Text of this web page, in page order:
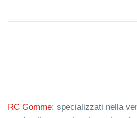
RC Gomme: specializzati nella